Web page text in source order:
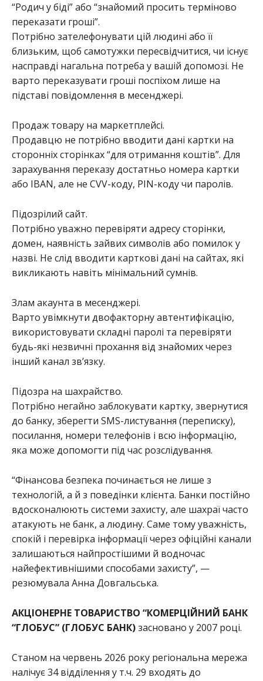
“Родич у біді” або “знайомий просить терміново
переказати гроші”.
Потрібно зателефонувати цій людині або її
близьким, щоб самотужки пересвідчитися, чи існує
насправді нагальна потреба у вашій допомозі. Не
варто переказувати гроші поспіхом лише на
підставі повідомлення в месенджері.
Продаж товару на маркетплейсі.
Продавцю не потрібно вводити дані картки на
сторонніх сторінках “для отримання коштів”. Для
зарахування переказу достатньо номера картки
або IBAN, але не CVV-коду, PIN-коду чи паролів.
Підозрілий сайт.
Потрібно уважно перевіряти адресу сторінки,
домен, наявність зайвих символів або помилок у
назві. Не слід вводити карткові дані на сайтах, які
викликають навіть мінімальний сумнів.
Злам акаунта в месенджері.
Варто увімкнути двофакторну автентифікацію,
використовувати складні паролі та перевіряти
будь-які незвичні прохання від знайомих через
інший канал зв’язку.
Підозра на шахрайство.
Потрібно негайно заблокувати картку, звернутися
до банку, зберегти SMS-листування (переписку),
посилання, номери телефонів і всю інформацію,
яка може допомогти під час розслідування.
“Фінансова безпека починається не лише з
технологій, а й з поведінки клієнта. Банки постійно
вдосконалюють системи захисту, але шахраї часто
атакують не банк, а людину. Саме тому уважність,
спокій і перевірка інформації через офіційні канали
залишаються найпростішими й водночас
найефективнішими способами захисту”, —
резюмувала Анна Довгальська.
АКЦІОНЕРНЕ ТОВАРИСТВО “КОМЕРЦІЙНИЙ БАНК
“ГЛОБУС” (ГЛОБУС БАНК)засновано у 2007 році.
Станом на червень 2026 року регіональна мережа
налічує 34 відділення у т.ч. 29 входять до